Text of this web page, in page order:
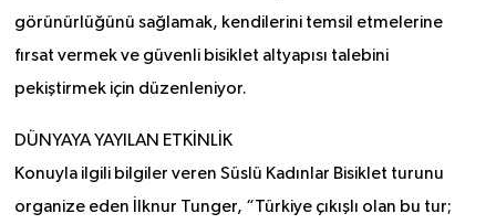
görünürlüğünü sağlamak, kendilerini temsil etmelerine
fırsat vermek ve güvenli bisiklet altyapısı talebini
pekiştirmek için düzenleniyor.
DÜNYAYA YAYILAN ETKİNLİK
Konuyla ilgili bilgiler veren Süslü Kadınlar Bisiklet turunu
organize eden İlknur Tunger, “Türkiye çıkışlı olan bu tur;